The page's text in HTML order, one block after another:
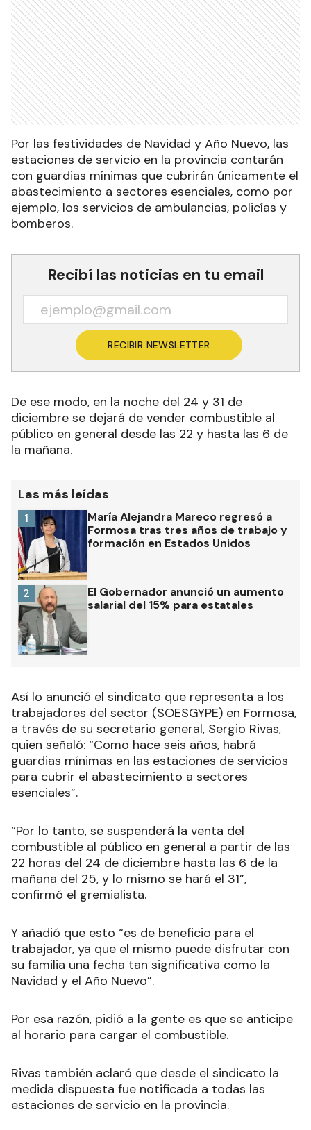
Por las festividades de Navidad y Año Nuevo, las
estaciones de servicio en la provincia contarán
con guardias mínimas que cubrirán únicamente el
abastecimiento a sectores esenciales, como por
ejemplo, los servicios de ambulancias, policías y
bomberos.
Recibí las noticias en tu email
RECIBIR NEWSLETTER
De ese modo, en la noche del 24 y 31 de
diciembre se dejará de vender combustible al
público en general desde las 22 y hasta las 6 de
la mañana.
Las más leídas
María Alejandra Mareco regresó a
Formosa tras tres años de trabajo y
formación en Estados Unidos
1
El Gobernador anunció un aumento
salarial del 15% para estatales
2
Así lo anunció el sindicato que representa a los
trabajadores del sector (SOESGYPE) en Formosa,
a través de su secretario general, Sergio Rivas,
quien señaló: “Como hace seis años, habrá
guardias mínimas en las estaciones de servicios
para cubrir el abastecimiento a sectores
esenciales”.
“Por lo tanto, se suspenderá la venta del
combustible al público en general a partir de las
22 horas del 24 de diciembre hasta las 6 de la
mañana del 25, y lo mismo se hará el 31”,
confirmó el gremialista.
Y añadió que esto “es de beneficio para el
trabajador, ya que el mismo puede disfrutar con
su familia una fecha tan significativa como la
Navidad y el Año Nuevo”.
Por esa razón, pidió a la gente es que se anticipe
al horario para cargar el combustible.
Rivas también aclaró que desde el sindicato la
medida dispuesta fue notificada a todas las
estaciones de servicio en la provincia.